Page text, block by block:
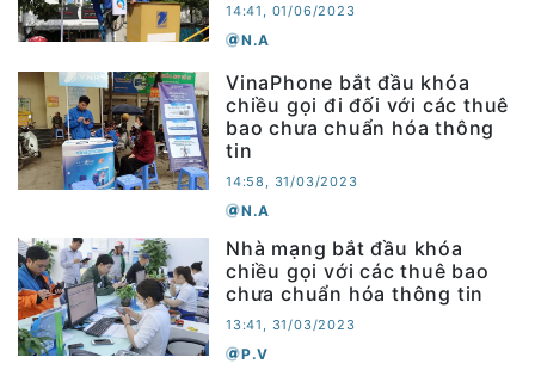
14:41, 01/06/2023
N.A
VinaPhone bắt đầu khóa
chiều gọi đi đối với các thuê
bao chưa chuẩn hóa thông
tin
14:58, 31/03/2023
N.A
Nhà mạng bắt đầu khóa
chiều gọi với các thuê bao
chưa chuẩn hóa thông tin
13:41, 31/03/2023
P.V